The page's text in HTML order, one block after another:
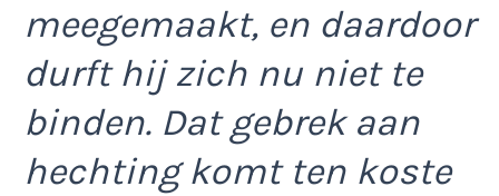
meegemaakt, en daardoor
durft hij zich nu niet te
binden. Dat gebrek aan
hechting komt ten koste